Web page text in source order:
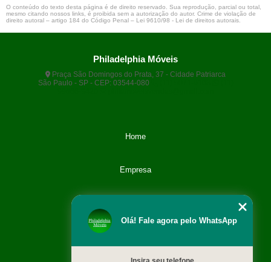
O conteúdo do texto desta página é de direito reservado. Sua reprodução, parcial ou total,
mesmo citando nossos links, é proibida sem a autorização do autor. Crime de violação de
direito autoral – artigo 184 do Código Penal – Lei 9610/98 - Lei de direitos autorais
Philadelphia Móveis
Praça São Domingos do Prata, 37 - Cidade Patriarca
São Paulo - SP - CEP: 03544-080
Home
Empresa
Olá! Fale agora pelo WhatsApp